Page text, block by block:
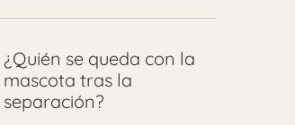
¿Quién se queda con la
mascota tras la
separación?